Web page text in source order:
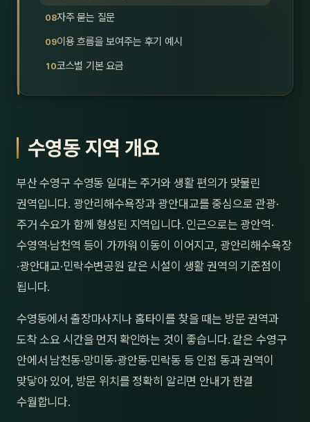
울산
24
남자
자주 묻는 질문
이용 흐름을 보여주는 후기 예시
코스별 기본 요금
수영동 지역 개요
부산 수영구 수영동 일대는 주거와 생활 편의가 맞물린
권역입니다. 광안리해수욕장과 광안대교를 중심으로 관광·
주거 수요가 함께 형성된 지역입니다. 인근으로는 광안역·
수영역·남천역 등이 가까워 이동이 이어지고, 광안리해수욕장
·광안대교·민락수변공원 같은 시설이 생활 권역의 기준점이
됩니다.
수영동에서 출장마사지나 홈타이를 찾을 때는 방문 권역과
도착 소요 시간을 먼저 확인하는 것이 좋습니다. 같은 수영구
안에서 남천동·망미동·광안동·민락동 등 인접 동과 권역이
맞닿아 있어, 방문 위치를 정확히 알리면 안내가 한결
수월합니다.